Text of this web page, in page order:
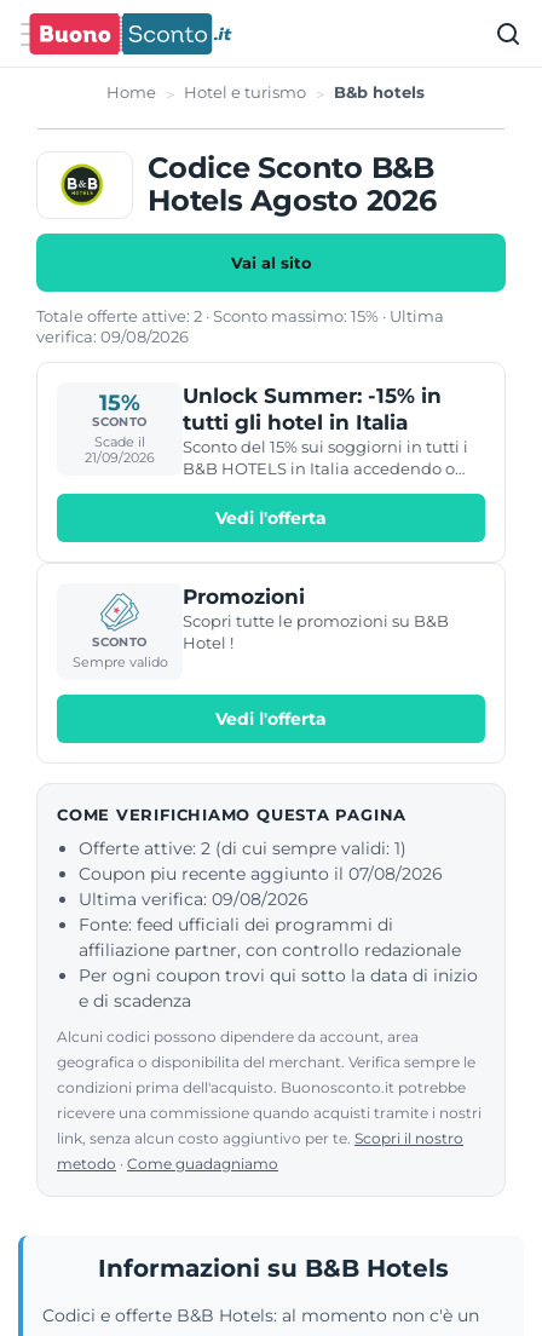
Home Hotel e turismo B&b hotels
Codice Sconto B&B
Hotels Agosto 2026
Vai al sito
Totale offerte attive: 2 · Sconto massimo: 15% · Ultima
verifica: 09/08/2026
15%
SCONTO
Scade il
21/09/2026
Unlock Summer: -15% in
tutti gli hotel in Italia
Sconto del 15% sui soggiorni in tutti i
B&B HOTELS in Italia accedendo o
iscrivendosi gratuitamente al
programma B&me.
Vedi l'offerta
SCONTO
Sempre valido
Promozioni
Scopri tutte le promozioni su B&B
Hotel !
Vedi l'offerta
COME VERIFICHIAMO QUESTA PAGINA
Offerte attive: 2 (di cui sempre validi: 1)
Coupon piu recente aggiunto il 07/08/2026
Ultima verifica: 09/08/2026
Fonte: feed ufficiali dei programmi di
affiliazione partner, con controllo redazionale
Per ogni coupon trovi qui sotto la data di inizio
e di scadenza
Alcuni codici possono dipendere da account, area
geografica o disponibilita del merchant. Verifica sempre le
condizioni prima dell'acquisto. Buonosconto.it potrebbe
ricevere una commissione quando acquisti tramite i nostri
link, senza alcun costo aggiuntivo per te. Scopri il nostro
metodo · Come guadagniamo
Informazioni su B&B Hotels
Codici e offerte B&B Hotels: al momento non c'è un